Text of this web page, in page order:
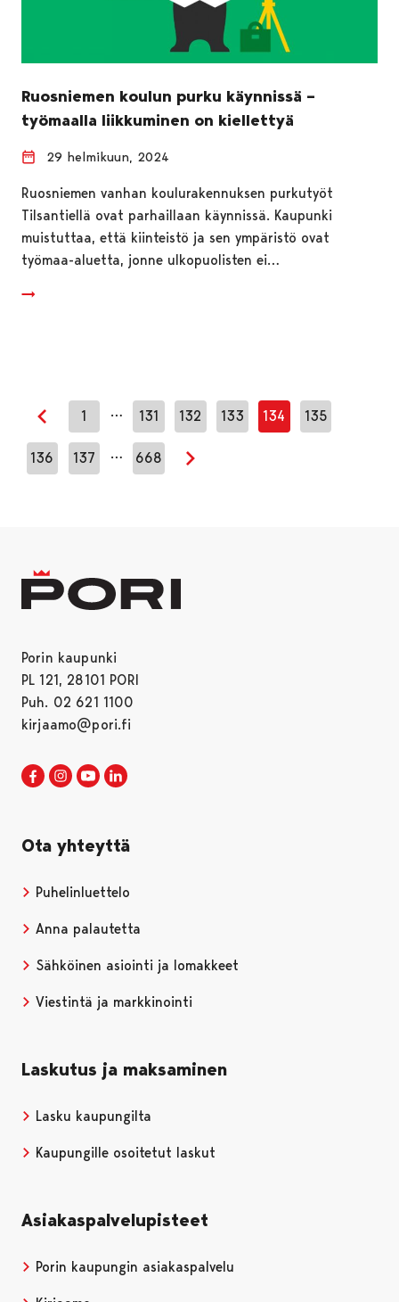
Ruosniemen koulun purku käynnissä –
työmaalla liikkuminen on kiellettyä
29 helmikuun, 2024
Ruosniemen vanhan koulurakennuksen purkutyöt
Tilsantiellä ovat parhaillaan käynnissä. Kaupunki
muistuttaa, että kiinteistö ja sen ympäristö ovat
työmaa-aluetta, jonne ulkopuolisten ei…
Edellinen sivu
1 … 131 132 133 134 135
136 137 … 668
Seuraava sivu
Porin kaupunki
PL 121, 28101 PORI
Puh. 02 621 1100
kirjaamo@pori.fi
Porin kaupunki Facebookissa
Avautuu uudessa välilehdessä
Porin kaupunki Instagramissa
Avautuu uudessa välilehdessä
Porin kaupunki Youtubessa
Avautuu uudessa välilehdessä
Ota yhteyttä
Puhelinluettelo
Anna palautetta
Sähköinen asiointi ja lomakkeet
Viestintä ja markkinointi
Laskutus ja maksaminen
Lasku kaupungilta
Kaupungille osoitetut laskut
Asiakaspalvelupisteet
Porin kaupungin asiakaspalvelu